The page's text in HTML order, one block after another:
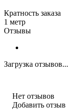
Кратность заказа
1 метр
Отзывы
Загрузка отзывов...
Нет отзывов
Добавить отзыв